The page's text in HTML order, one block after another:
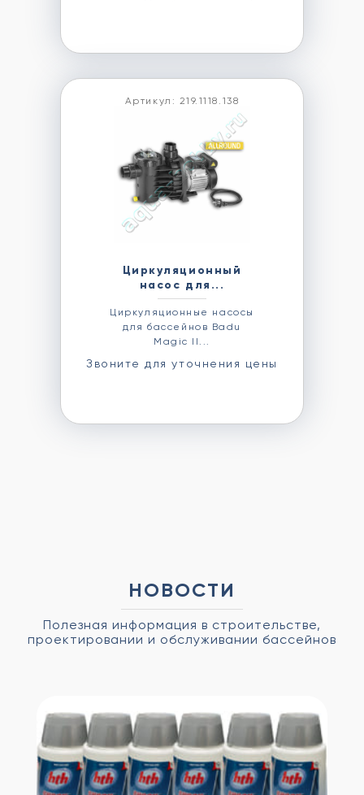
Артикул: 219.1118.138
Циркуляционный
насос для...
Циркуляционные насосы
для бассейнов Badu
Magic II...
Звоните для уточнения цены
НОВОСТИ
Полезная информация в строительстве,
проектировании и обслуживании бассейнов